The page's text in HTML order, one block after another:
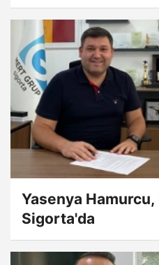
Yasenya
Sigorta'da